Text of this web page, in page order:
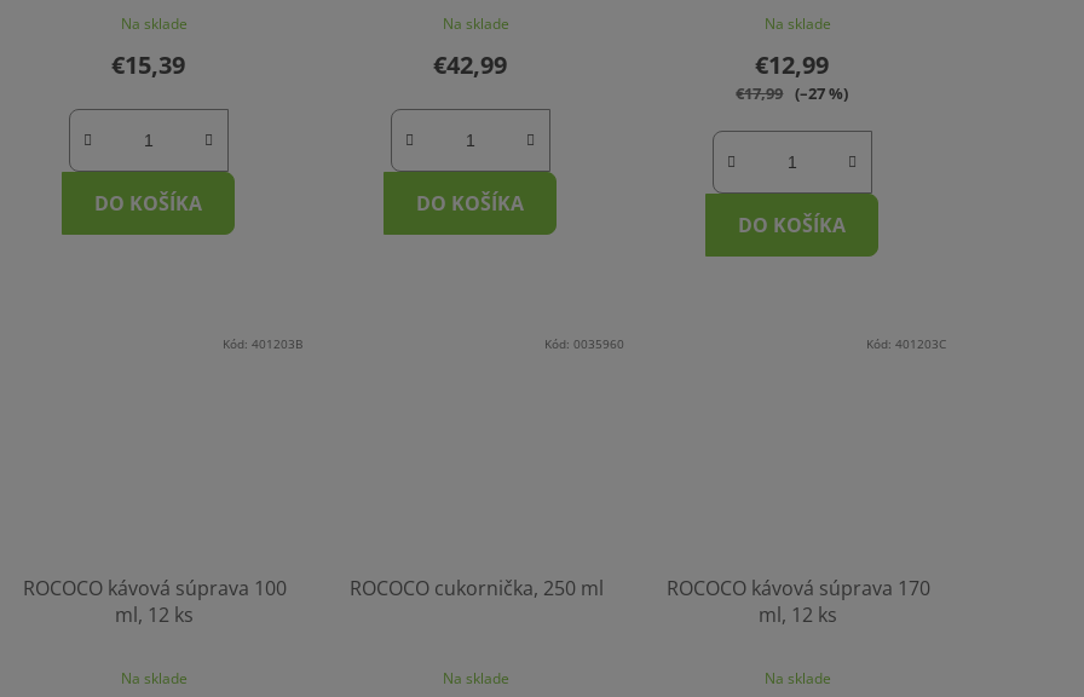
produktu
je
z
5
hviezdičiek.
Na sklade
€15,39
DO KOŠÍKA
Na sklade
€42,99
DO KOŠÍKA
Na sklade
€12,99
€17,99 (–27 %)
DO KOŠÍKA
ROCOCO kávová súprava 100
ml, 12 ks
Na sklade
Kód: 401203B
ROCOCO cukornička, 250 ml
Na sklade
Kód: 0035960
ROCOCO kávová súprava 170
ml, 12 ks
Na sklade
Kód: 401203C